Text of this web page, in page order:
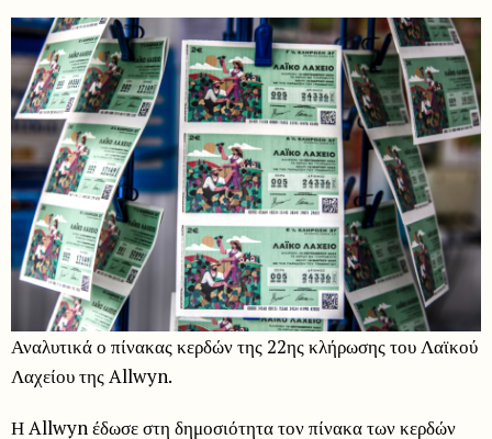
Αναλυτικά ο πίνακας κερδών της 22ης κλήρωσης του Λαϊκού
Λαχείου της Allwyn.
Η Allwyn έδωσε στη δημοσιότητα τον πίνακα των κερδών